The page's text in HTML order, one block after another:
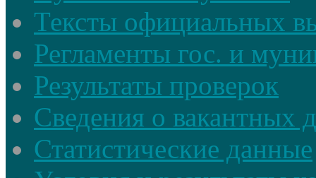
Тексты официальных
Регламенты гос. и
Результаты проверок
Сведения о вакантных
Статистические данные